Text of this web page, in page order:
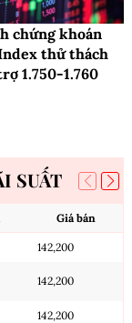
chứng khoán
thử thách
1.750-1.760
SUẤT
Giá bán
142,200
142,200
142,200